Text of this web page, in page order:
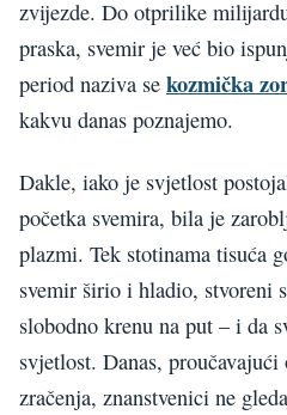
zvijezde. Do otprilike
praska, svemir je već bio
period naziva se kozmička
kakvu danas poznajemo.
Dakle, iako je svjetlost
početka svemira, bila je
plazmi. Tek stotinama tisuća
svemir širio i hladio, stvoreni
slobodno krenu na put – i da
svjetlost. Danas,
zračenja, znanstvenici ne